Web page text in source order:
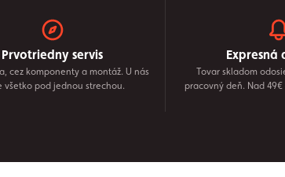
Prvotriedny servis
cez komponenty a montáž. U nás
všetko pod jednou strechou.
Expresná
Tovar skladom
pracovný deň. Nad